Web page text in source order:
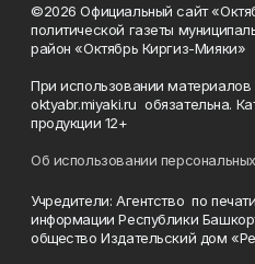
©2026 Официальный сайт
политической газеты
район «Октябрь Киргиз-Мияки»
При использовании материалов
oktyabr.miyaki.ru обязательна.
продукции 12+
Об использовании
Учредители: Агентство по
информации Республики
общество Издательский дом